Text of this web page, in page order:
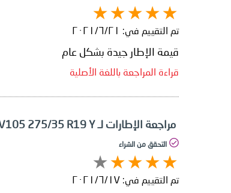
تم التقييم في: ٢١‏/٦‏/٢٠٢١
قيمة الإطار جيدة بشكل عام
قراءة المراجعة باللغة الأصلية
مراجعة الإطارات لـ Yokohama Advan Sport V105 275/35 R19 Y
التحقق من الشراء
تم التقييم في: ١٧‏/٦‏/٢٠٢١